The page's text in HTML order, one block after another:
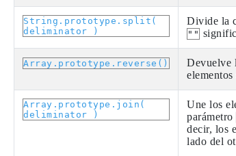
String.prototype.split(
deliminator )
Divide la
""
Array.prototype.reverse()
Devuelve
Array.prototype.join(
deliminator )
Une los
parámetro
decir, los
lado del